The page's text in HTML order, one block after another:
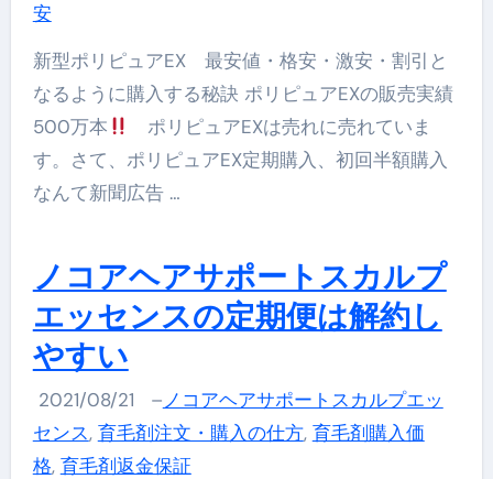
安
新型ポリピュアEX 最安値・格安・激安・割引と
なるように購入する秘訣 ポリピュアEXの販売実績
500万本
ポリピュアEXは売れに売れていま
す。さて、ポリピュアEX定期購入、初回半額購入
なんて新聞広告 …
ノコアヘアサポートスカルプ
エッセンスの定期便は解約し
やすい
2021/08/21 –ノコアヘアサポートスカルプエッ
センス, 育毛剤注文・購入の仕方, 育毛剤購入価
格, 育毛剤返金保証